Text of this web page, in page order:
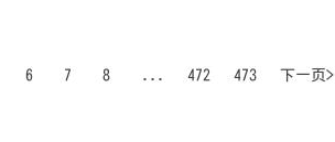
6 7 8 ... 472 473 下一页>